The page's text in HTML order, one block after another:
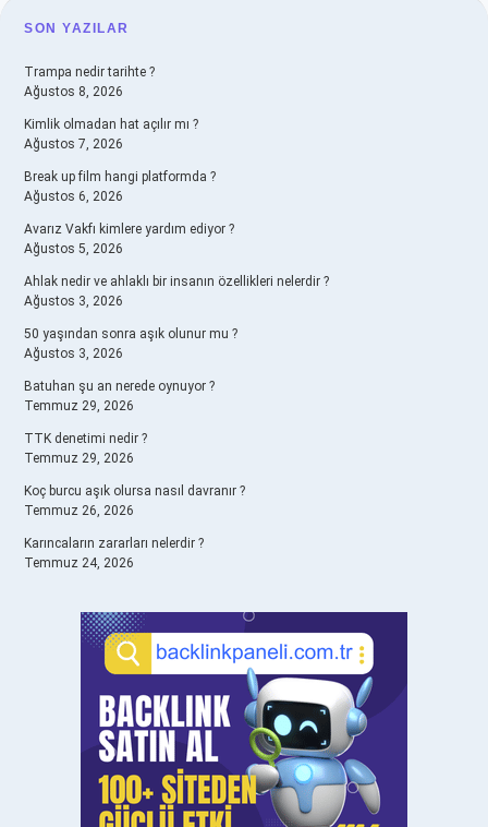
SIDEBAR
SON YAZILAR
Trampa nedir tarihte ?
Ağustos 8, 2026
Kimlik olmadan hat açılır mı ?
Ağustos 7, 2026
Break up film hangi platformda ?
Ağustos 6, 2026
Avarız Vakfı kimlere yardım ediyor ?
Ağustos 5, 2026
Ahlak nedir ve ahlaklı bir insanın özellikleri nelerdir ?
Ağustos 3, 2026
50 yaşından sonra aşık olunur mu ?
Ağustos 3, 2026
Batuhan şu an nerede oynuyor ?
Temmuz 29, 2026
TTK denetimi nedir ?
Temmuz 29, 2026
Koç burcu aşık olursa nasıl davranır ?
Temmuz 26, 2026
Karıncaların zararları nelerdir ?
Temmuz 24, 2026